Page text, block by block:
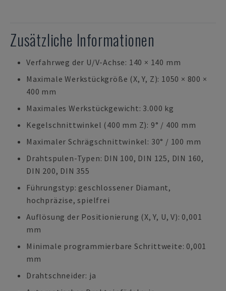
Zusätzliche Informationen
Verfahrweg der U/V-Achse: 140 × 140 mm
Maximale Werkstückgröße (X, Y, Z): 1050 × 800 ×
400 mm
Maximales Werkstückgewicht: 3.000 kg
Kegelschnittwinkel (400 mm Z): 9° / 400 mm
Maximaler Schrägschnittwinkel: 30° / 100 mm
Drahtspulen-Typen: DIN 100, DIN 125, DIN 160,
DIN 200, DIN 355
Führungstyp: geschlossener Diamant,
hochpräzise, spielfrei
Auflösung der Positionierung (X, Y, U, V): 0,001
mm
Minimale programmierbare Schrittweite: 0,001
mm
Drahtschneider: ja